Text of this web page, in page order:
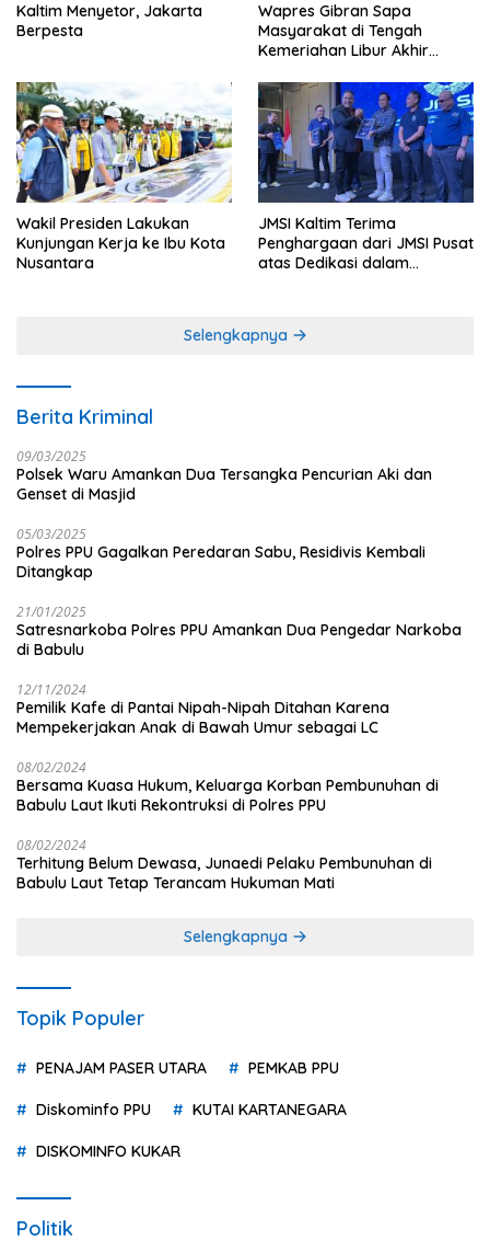
Kaltim Menyetor, Jakarta
Berpesta
Wapres Gibran Sapa
Masyarakat di Tengah
Kemeriahan Libur Akhir
Wakil Presiden Lakukan
Kunjungan Kerja ke Ibu Kota
Nusantara
JMSI Kaltim Terima
Penghargaan dari JMSI Pusat
atas Dedikasi dalam
Selengkapnya
Berita Kriminal
09/03/2025
Polsek Waru Amankan Dua Tersangka Pencurian Aki dan
Genset di Masjid
05/03/2025
Polres PPU Gagalkan Peredaran Sabu, Residivis Kembali
Ditangkap
21/01/2025
Satresnarkoba Polres PPU Amankan Dua Pengedar Narkoba
di Babulu
12/11/2024
Pemilik Kafe di Pantai Nipah-Nipah Ditahan Karena
Mempekerjakan Anak di Bawah Umur sebagai LC
08/02/2024
Bersama Kuasa Hukum, Keluarga Korban Pembunuhan di
Babulu Laut Ikuti Rekontruksi di Polres PPU
08/02/2024
Terhitung Belum Dewasa, Junaedi Pelaku Pembunuhan di
Babulu Laut Tetap Terancam Hukuman Mati
Selengkapnya
Topik Populer
PENAJAM PASER UTARA PEMKAB PPU
Diskominfo PPU KUTAI KARTANEGARA
DISKOMINFO KUKAR
Politik